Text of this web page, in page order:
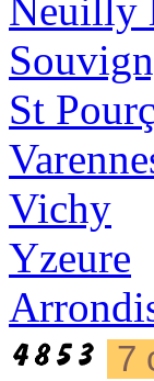
Neuilly
St
Vichy
Yzeure
7